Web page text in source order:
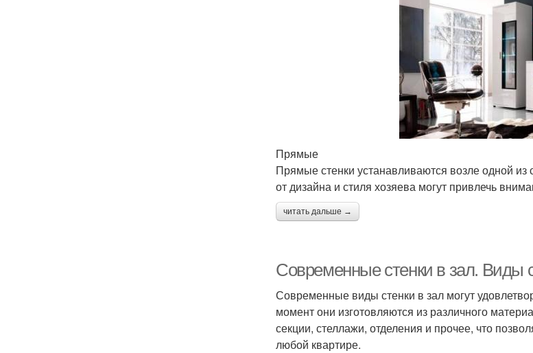
Прямые
Прямые стенки устанавливаются возле одной из
от дизайна и стиля хозяева могут привлечь
читать дальше →
Современные стенки в зал. Виды
Современные виды стенки в зал могут
момент они изготовляются из различного
секции, стеллажи, отделения и прочее, что
любой квартире.